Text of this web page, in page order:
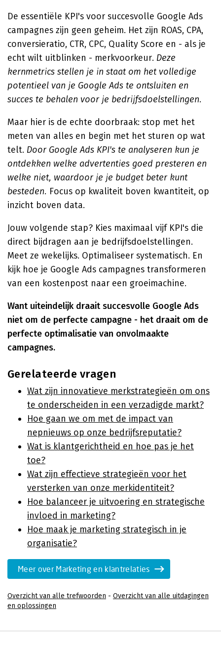
De essentiële KPI's voor succesvolle Google Ads
campagnes zijn geen geheim. Het zijn ROAS, CPA,
conversieratio, CTR, CPC, Quality Score en - als je
echt wilt uitblinken - merkvoorkeur. Deze
kernmetrics stellen je in staat om het volledige
potentieel van je Google Ads te ontsluiten en
succes te behalen voor je bedrijfsdoelstellingen.
Maar hier is de echte doorbraak: stop met het
meten van alles en begin met het sturen op wat
telt. Door Google Ads KPI's te analyseren kun je
ontdekken welke advertenties goed presteren en
welke niet, waardoor je je budget beter kunt
besteden. Focus op kwaliteit boven kwantiteit, op
inzicht boven data.
Jouw volgende stap? Kies maximaal vijf KPI's die
direct bijdragen aan je bedrijfsdoelstellingen.
Meet ze wekelijks. Optimaliseer systematisch. En
kijk hoe je Google Ads campagnes transformeren
van een kostenpost naar een groeimachine.
Want uiteindelijk draait succesvolle Google Ads
niet om de perfecte campagne - het draait om de
perfecte optimalisatie van onvolmaakte
campagnes.
Gerelateerde vragen
Wat zijn innovatieve merkstrategieën om ons
te onderscheiden in een verzadigde markt?
Hoe gaan we om met de impact van
nepnieuws op onze bedrijfsreputatie?
Wat is klantgerichtheid en hoe pas je het
toe?
Wat zijn effectieve strategieën voor het
versterken van onze merkidentiteit?
Hoe balanceer je uitvoering en strategische
invloed in marketing?
Hoe maak je marketing strategisch in je
organisatie?
Meer over Marketing en klantrelaties
Overzicht van alle trefwoorden - Overzicht van alle uitdagingen
en oplossingen